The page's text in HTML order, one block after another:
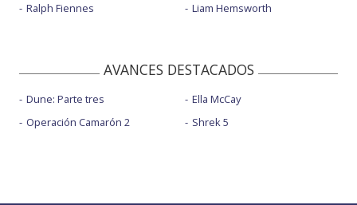
Ralph Fiennes
Liam Hemsworth
AVANCES DESTACADOS
Dune: Parte tres
Operación Camarón 2
Ella McCay
Shrek 5